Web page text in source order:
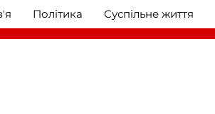
Політика Суспільне життя